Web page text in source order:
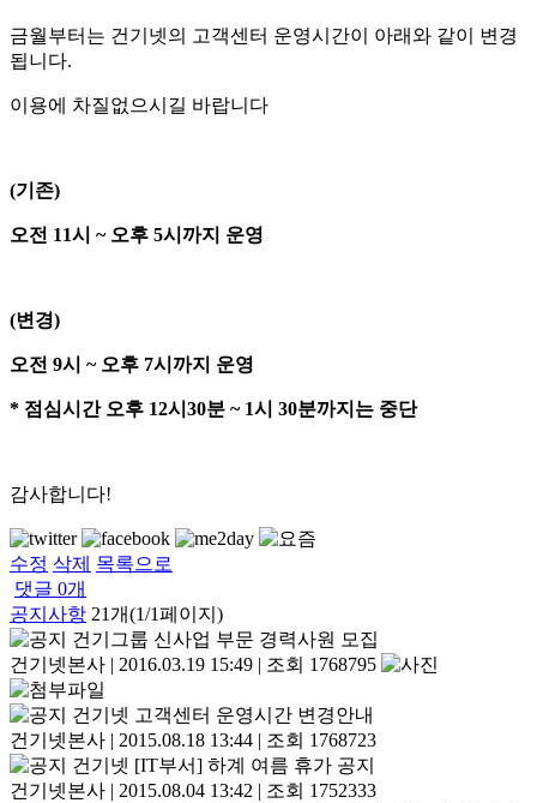
금월부터는 건기넷의 고객센터 운영시간이 아래와 같이 변경
됩니다.
이용에 차질없으시길 바랍니다
(기존)
오전 11시 ~ 오후 5시까지 운영
(변경)
오전 9시 ~ 오후 7시까지 운영
* 점심시간 오후 12시30분 ~ 1시 30분까지는 중단
감사합니다!
수정 삭제 목록으로
댓글 0개
공지사항 21개(1/1페이지)
건기그룹 신사업 부문 경력사원 모집
건기넷본사 | 2016.03.19 15:49 | 조회 1768795
건기넷 고객센터 운영시간 변경안내
건기넷본사 | 2015.08.18 13:44 | 조회 1768723
건기넷 [IT부서] 하계 여름 휴가 공지
건기넷본사 | 2015.08.04 13:42 | 조회 1752333